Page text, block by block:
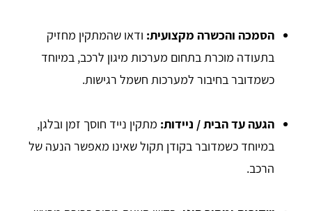
הסמכה והכשרה מקצועית: ודאו שהמתקין מחזיק
בתעודה מוכרת בתחום מערכות מיגון לרכב, במיוחד
כשמדובר בחיבור למערכות חשמל רגישות.
הגעה עד הבית / ניידות: מתקין נייד חוסך זמן ובלגן,
במיוחד כשמדובר בקודן תקול שאינו מאפשר הנעה של
הרכב.